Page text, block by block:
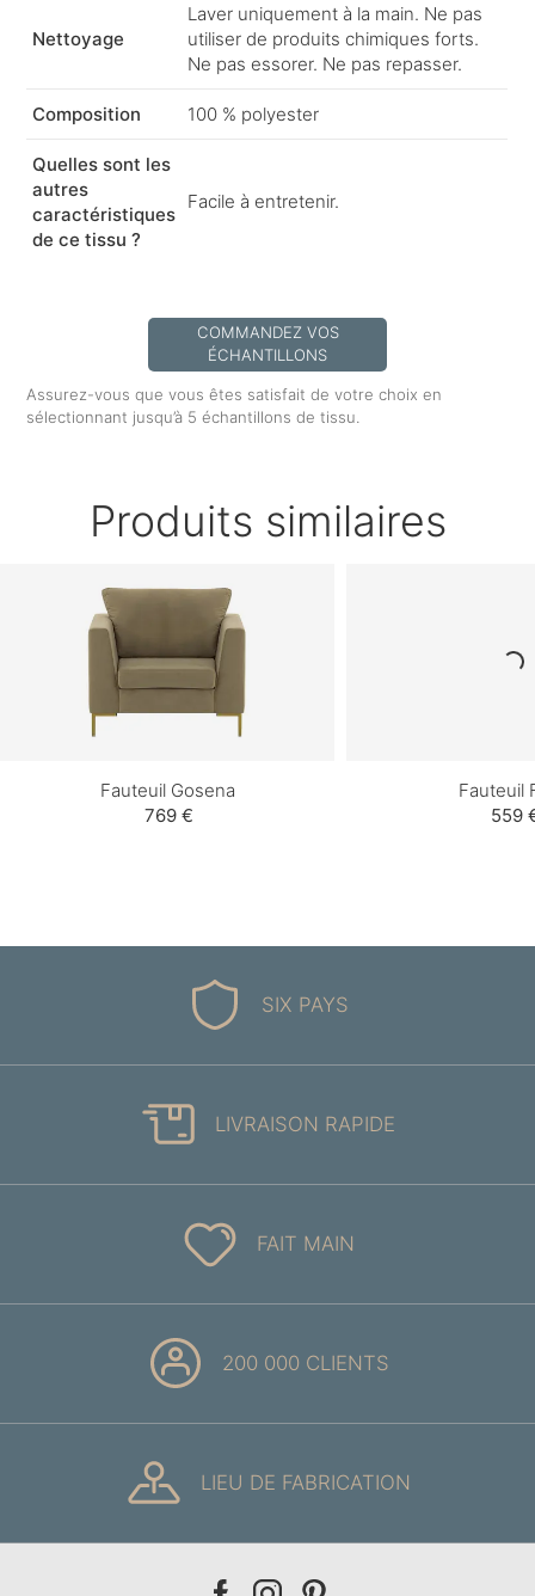
Nettoyage
Laver uniquement à la main. Ne pas
utiliser de produits chimiques forts.
Ne pas essorer. Ne pas repasser.
Composition 100 % polyester
Quelles sont les
autres
caractéristiques
de ce tissu ?
Facile à entretenir.
COMMANDEZ VOS
ÉCHANTILLONS
Assurez-vous que vous êtes satisfait de votre choix en
sélectionnant jusqu’à 5 échantillons de tissu.
Produits similaires
Fauteuil Gosena
769 €
Fauteuil
559
SIX PAYS
LIVRAISON RAPIDE
FAIT MAIN
200 000 CLIENTS
LIEU DE FABRICATION